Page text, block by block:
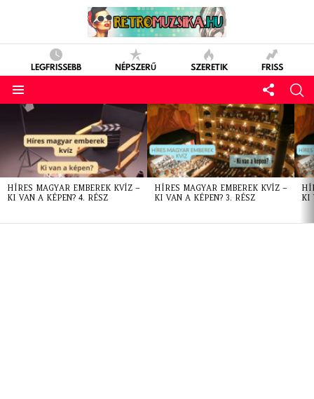
LEGFRISSEBB NÉPSZERŰ SZERETIK FRISS
LATEST
STORIES
HÍRES MAGYAR EMBEREK KVÍZ –
KI VAN A KÉPEN? 4. RÉSZ
HÍRES MAGYAR EMBEREK KVÍZ –
KI VAN A KÉPEN? 3. RÉSZ
KI